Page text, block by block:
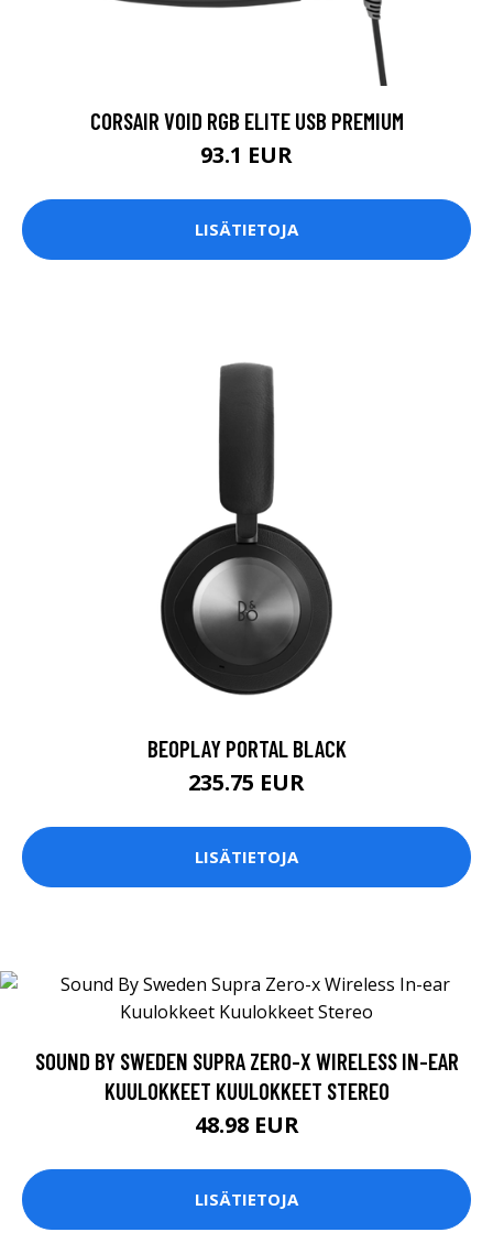
CORSAIR VOID RGB ELITE USB PREMIUM
93.1 EUR
LISÄTIETOJA
BEOPLAY PORTAL BLACK
235.75 EUR
LISÄTIETOJA
SOUND BY SWEDEN SUPRA ZERO-X WIRELESS IN-EAR
KUULOKKEET KUULOKKEET STEREO
48.98 EUR
LISÄTIETOJA